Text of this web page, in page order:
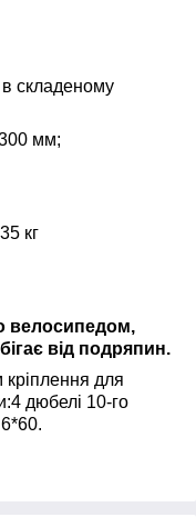
в складеному
мм;
кг
велосипедом,
від подряпин.
для
4 дюбелі 10-го